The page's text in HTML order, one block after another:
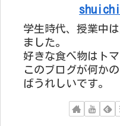
shuichi
学生時代、授業中
ました。
好きな食べ物はトマ
このブログが何か
ばうれしいです。